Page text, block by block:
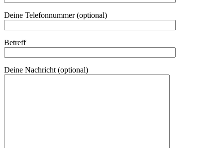
Deine Telefonnummer (optional)
Betreff
Deine Nachricht (optional)